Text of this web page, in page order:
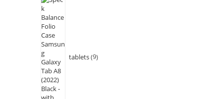
tablets 9